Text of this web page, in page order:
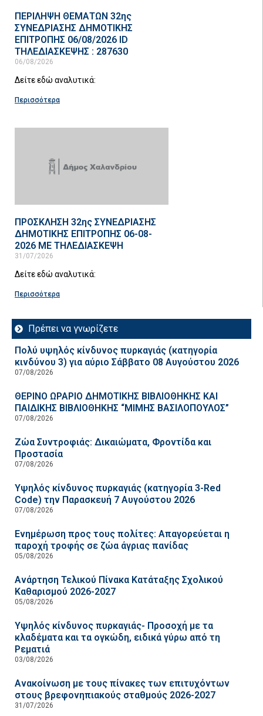
ΠΕΡΙΛΗΨΗ ΘΕΜΑΤΩΝ 32ης
ΣΥΝΕΔΡΙΑΣΗΣ ΔΗΜΟΤΙΚΗΣ
ΕΠΙΤΡΟΠΗΣ 06/08/2026 ID
ΤΗΛΕΔΙΑΣΚΕΨΗΣ : 287630
06/08/2026
Δείτε εδώ αναλυτικά:
Περισσότερα
ΠΡΟΣΚΛΗΣΗ 32ης ΣΥΝΕΔΡΙΑΣΗΣ
ΔΗΜΟΤΙΚΗΣ ΕΠΙΤΡΟΠΗΣ 06-08-
2026 ΜΕ ΤΗΛΕΔΙΑΣΚΕΨΗ
31/07/2026
Δείτε εδώ αναλυτικά:
Περισσότερα
Πρέπει να γνωρίζετε
Πολύ υψηλός κίνδυνος πυρκαγιάς (κατηγορία
κινδύνου 3) για αύριο Σάββατο 08 Αυγούστου 2026
07/08/2026
ΘΕΡΙΝΟ ΩΡΑΡΙΟ ΔΗΜΟΤΙΚΗΣ ΒΙΒΛΙΟΘΗΚΗΣ ΚΑΙ
ΠΑΙΔΙΚΗΣ ΒΙΒΛΙΟΘΗΚΗΣ “ΜΙΜΗΣ ΒΑΣΙΛΟΠΟΥΛΟΣ”
07/08/2026
Ζώα Συντροφιάς: Δικαιώματα, Φροντίδα και
Προστασία
07/08/2026
Υψηλός κίνδυνος πυρκαγιάς (κατηγορία 3-Red
Code) την Παρασκευή 7 Αυγούστου 2026
07/08/2026
Ενημέρωση προς τους πολίτες: Απαγορεύεται η
παροχή τροφής σε ζώα άγριας πανίδας
05/08/2026
Ανάρτηση Τελικού Πίνακα Κατάταξης Σχολικού
Καθαρισμού 2026-2027
05/08/2026
Υψηλός κίνδυνος πυρκαγιάς- Προσοχή με τα
κλαδέματα και τα ογκώδη, ειδικά γύρω από τη
Ρεματιά
03/08/2026
Ανακοίνωση με τους πίνακες των επιτυχόντων
στους βρεφονηπιακούς σταθμούς 2026-2027
31/07/2026